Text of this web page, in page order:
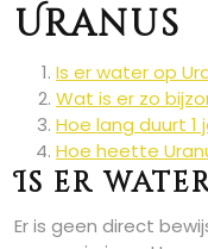
Uranus
Is er water op
Wat is er zo
Hoe lang duurt 1
Hoe heette
Is er
Er is geen direct